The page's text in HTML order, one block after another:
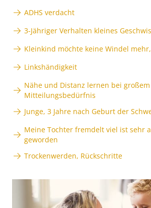
ADHS verdacht
3-Jähriger Verhalten kleines
Kleinkind möchte keine Windel
Linkshändigkeit
Nähe und Distanz lernen bei großem
Mitteilungsbedürfnis
Junge, 3 Jahre nach Geburt der
Meine Tochter fremdelt viel ist sehr
geworden
Trockenwerden, Rückschritte